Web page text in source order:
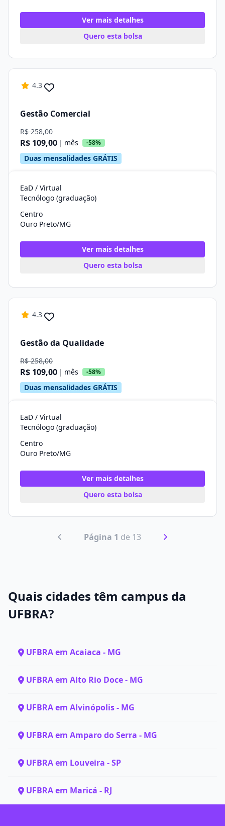
Ver mais detalhes
Quero esta bolsa
4.3
Gestão Comercial
R$ 258,00
R$ 109,00 | mês -58%
Duas mensalidades GRÁTIS
EaD / Virtual
Tecnólogo (graduação)
Centro
Ouro Preto/MG
Ver mais detalhes
Quero esta bolsa
4.3
Gestão da Qualidade
R$ 258,00
R$ 109,00 | mês -58%
Duas mensalidades GRÁTIS
EaD / Virtual
Tecnólogo (graduação)
Centro
Ouro Preto/MG
Ver mais detalhes
Quero esta bolsa
Página 1 de 13
Quais cidades têm campus da
UFBRA?
UFBRA em Acaiaca - MG
UFBRA em Alto Rio Doce - MG
UFBRA em Alvinópolis - MG
UFBRA em Amparo do Serra - MG
UFBRA em Louveira - SP
UFBRA em Maricá - RJ